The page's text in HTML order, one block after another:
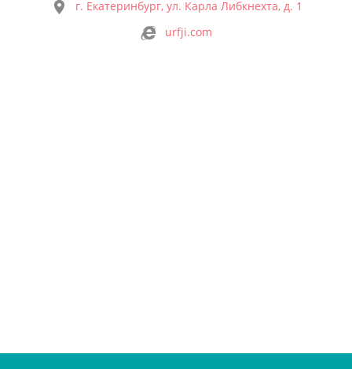
г. Екатеринбург, ул. Карла Либкнехта, д. 1
urfji.com